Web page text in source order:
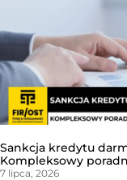
Sankcja kredytu
Kompleksowy
7 lipca, 2026